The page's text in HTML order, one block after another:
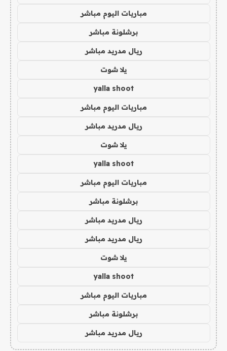
مباريات اليوم مباشر
برشلونة مباشر
ريال مدريد مباشر
يلا شوت
yalla shoot
مباريات اليوم مباشر
ريال مدريد مباشر
يلا شوت
yalla shoot
مباريات اليوم مباشر
برشلونة مباشر
ريال مدريد مباشر
ريال مدريد مباشر
يلا شوت
yalla shoot
مباريات اليوم مباشر
برشلونة مباشر
ريال مدريد مباشر